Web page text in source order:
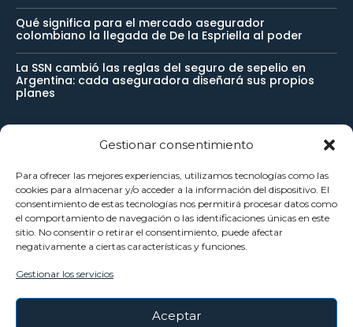
Gestionar consentimiento
Para ofrecer las mejores experiencias, utilizamos tecnologías como las
cookies para almacenar y/o acceder a la información del dispositivo. El
consentimiento de estas tecnologías nos permitirá procesar datos como
el comportamiento de navegación o las identificaciones únicas en este
sitio. No consentir o retirar el consentimiento, puede afectar
negativamente a ciertas características y funciones.
Gestionar los servicios
Aceptar
Qué significa para el mercado asegurador
colombiano la llegada de De la Espriella al poder
La SSN cambió las reglas del seguro de sepelio en
Argentina: cada aseguradora diseñará sus propios
planes
Newsletter
Reciba noticias importantes directamente en su buzón de
entrada y manténgase conectado.
Política Privacidad.